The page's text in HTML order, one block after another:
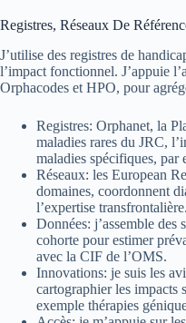
Registres, Réseaux De
J’utilise des registres de
l’impact fonctionnel. J’appuie
Orphacodes et HPO, pour
Registres: Orphanet, la
maladies rares du JRC,
maladies spécifiques,
Réseaux: les European
domaines, coordonnent
l’expertise transfrontalière.
Données: j’assemble des
cohorte pour estimer
avec la CIF de l’OMS.
Innovations: je suis les
cartographier les impacts
exemple thérapies